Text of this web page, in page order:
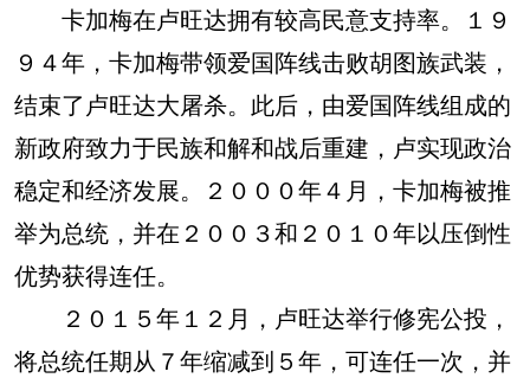
卡加梅在卢旺达拥有较高民意支持率。１９
９４年，卡加梅带领爱国阵线击败胡图族武装，
结束了卢旺达大屠杀。此后，由爱国阵线组成的
新政府致力于民族和解和战后重建，卢实现政治
稳定和经济发展。２０００年４月，卡加梅被推
举为总统，并在２００３和２０１０年以压倒性
优势获得连任。
２０１５年１２月，卢旺达举行修宪公投，
将总统任期从７年缩减到５年，可连任一次，并